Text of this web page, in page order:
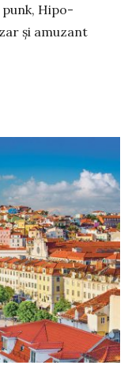
punk, Hipo­
și amuzant